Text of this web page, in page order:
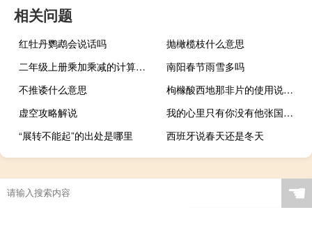
相关问题
红牡丹鹦鹉会说话吗
抛橄榄枝什么意思
二年级上册乘加乘减的计算题（二年级数学上册乘加乘减练习题）
南阳春节雨雪多吗
不推诿什么意思
枸橼酸西地那非片的使用说明（枸橼西地那非片说明书）
虚空攻略解说
我的心里只有你没有他张国荣 关于我的心里只有你没有他张国荣的介绍
“展转不能起”的出处是哪里
西班牙说春天还是冬天
☚